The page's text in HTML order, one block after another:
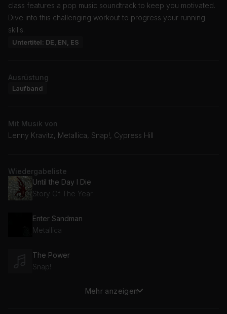
class features a pop music soundtrack to keep you motivated.
Dive into this challenging workout to progress your running
skills.
Untertitel: DE, EN, ES
Ausrüstung
Laufband
Mit Musik von
Lenny Kravitz, Metallica, Snap!, Cypress Hill
Wiedergabeliste
Until the Day I Die
Story Of The Year
Enter Sandman
Metallica
The Power
Snap!
(Rock) Superstar (Edit)Mehr anzeigen